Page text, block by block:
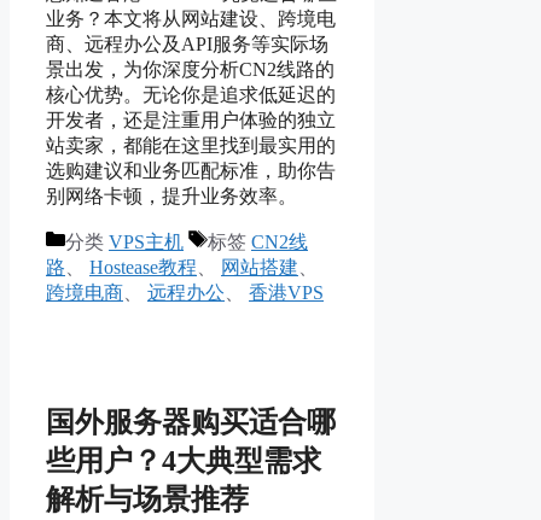
业务？本文将从网站建设、跨境电
商、远程办公及API服务等实际场
景出发，为你深度分析CN2线路的
核心优势。无论你是追求低延迟的
开发者，还是注重用户体验的独立
站卖家，都能在这里找到最实用的
选购建议和业务匹配标准，助你告
别网络卡顿，提升业务效率。
分类 VPS主机 标签 CN2线
路
Hostease教程 网站搭建
跨境电商
远程办公 香港VPS
国外服务器购买适合哪
些用户？4大典型需求
解析与场景推荐